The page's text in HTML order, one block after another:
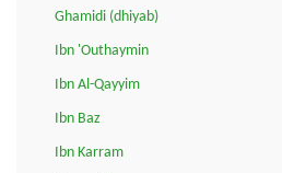
Ghamidi (dhiyab)
Ibn 'Outhaymin
Ibn Al-Qayyim
Ibn Baz
Ibn Karram